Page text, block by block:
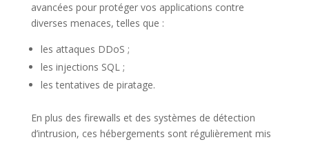
avancées pour protéger vos applications contre
diverses menaces, telles que :
les attaques DDoS ;
les injections SQL ;
les tentatives de piratage.
En plus des firewalls et des systèmes de détection
d’intrusion, ces hébergements sont régulièrement mis